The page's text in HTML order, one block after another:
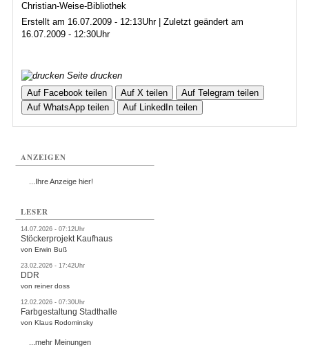
Christian-Weise-Bibliothek
Erstellt am 16.07.2009 - 12:13Uhr | Zuletzt geändert am
16.07.2009 - 12:30Uhr
Seite drucken
Auf Facebook teilen
Auf X teilen
Auf Telegram teilen
Auf WhatsApp teilen
Auf LinkedIn teilen
ANZEIGEN
...Ihre Anzeige hier!
LESER
14.07.2026 - 07:12Uhr
Stöckerprojekt Kaufhaus
von Erwin Buß
23.02.2026 - 17:42Uhr
DDR
von reiner doss
12.02.2026 - 07:30Uhr
Farbgestaltung Stadthalle
von Klaus Rodominsky
...mehr Meinungen